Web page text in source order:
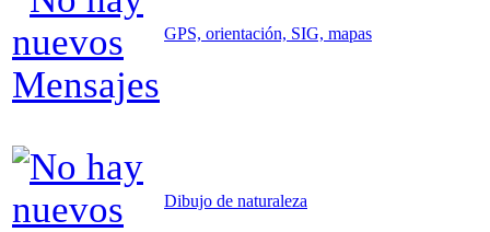
GPS, orientación, SIG, mapas
Dibujo de naturaleza